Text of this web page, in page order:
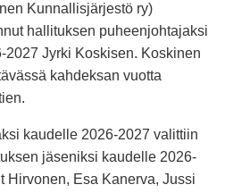
Kunnallisjärjestö ry)
hallituksen puheenjohtajaksi
2027 Jyrki Koskisen. Koskinen
kahdeksan vuotta
kaudelle 2026-2027 valittiin
jäseniksi kaudelle 2026-
Hirvonen, Esa Kanerva, Jussi